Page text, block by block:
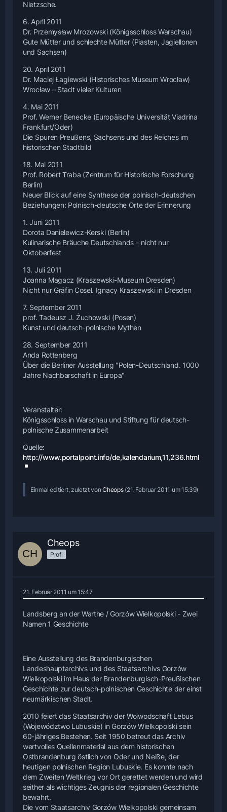
Nietzsche.
6. April 2011
Dr. Przemysław Mrozowski (Königsschloss Warschau)
Gute Mütter und schlechte Mütter (Piasten, Jagiellonen
und Sachsen)
20. April 2011
Dr. Maciej Łagiewski (Historisches Museum Wrocław)
Wrocław – Stadt vieler Kulturen
4. Mai 2011
Prof. Werner Benecke (Europäische Universität Viadrina
Frankfurt/Oder)
Die Spuren Preußens, Sachsens und des Reiches im
historischen Stadtbild
18. Mai 2011
Prof. Robert Traba (Zentrum für Historische Forschung
Berlin)
Neuer Blick auf eine Synthese der polnisch-deutschen
Beziehungen: Polnisch-deutsche Orte der Erinnerung
1. Juni 2011
Dorota Danielewicz-Kerski (Berlin)
Kulinarische Bräuche Deutschlands – nicht nur
Oktoberfest
13. Juli 2011
Joanna Magacz (Kraszewski-Museum Dresden)
Nicht nur Gräfin Cosel. Ignacy Kraszewski in Dresden
7. September 2011
prof. Tadeusz J. Żuchowski (Posen)
Kunst und deutsch-polnische Mythen
28. September 2011
Anda Rottenberg
Über die Berliner Ausstellung "Polen-Deutschland. 1000
Jahre Nachbarschaft in Europa"
Veranstalter:
Königsschloss in Warschau und Stiftung für deutsch-
polnische Zusammenarbeit
Quelle:
http://www.portalpoint.info/de,kalendarium,11,236.html
Einmal editiert, zuletzt vonCheops(21. Februar 2011 um 15:39)
Cheops
Profi
21. Februar 2011 um 15:47
Landsberg an der Warthe / Gorzów Wielkopolski - Zwei
Namen 1 Geschichte
Eine Ausstellung des Brandenburgischen
Landeshauptarchivs und des Staatsarchivs Gorzów
Wielkopolski im Haus der Brandenburgisch-Preußischen
Geschichte zur deutsch-polnischen Geschichte der einst
neumärkischen Stadt.
2010 feiert das Staatsarchiv der Woiwodschaft Lebus
(Województwo Lubuskie) in Gorzów Wielkopolski sein
60-jähriges Bestehen. Seit 1950 betreut das Archiv
wertvolles Quellenmaterial aus dem historischen
Ostbrandenburg östlich von Oder und Neiße, der
heutigen polnischen Region Lubuskie. Es konnte nach
dem Zweiten Weltkrieg vor Ort gerettet werden und wird
seither als wichtiges Zeugnis der regionalen Geschichte
bewahrt.
Die vom Staatsarchiv Gorzów Wielkopolski gemeinsam